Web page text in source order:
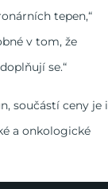
tepen,“
v tom, že
se.“
součástí ceny je i
a onkologické